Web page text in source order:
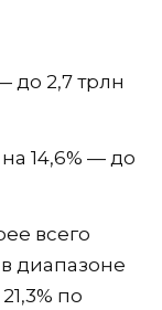
до 2,7 трлн
14,6% — до
всего
диапазоне
по